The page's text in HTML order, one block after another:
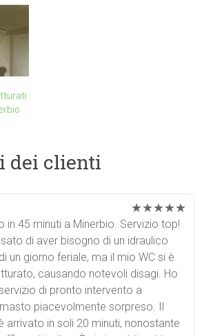
dei clienti
★★★★★
in 45 minuti a Minerbio. Servizio top!
di aver bisogno di un idraulico
un giorno feriale, ma il mio WC si è
causando notevoli disagi. Ho
di pronto intervento a
piacevolmente sorpreso. Il
arrivato in soli 20 minuti, nonostante